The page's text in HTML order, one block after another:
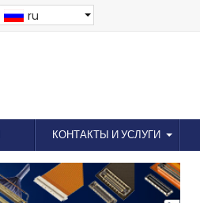
ru
КОНТАКТЫ И УСЛУГИ